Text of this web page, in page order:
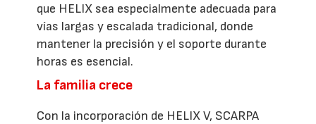
que HELIX sea especialmente adecuada para
vías largas y escalada tradicional, donde
mantener la precisión y el soporte durante
horas es esencial.
La familia crece
Con la incorporación de HELIX V, SCARPA